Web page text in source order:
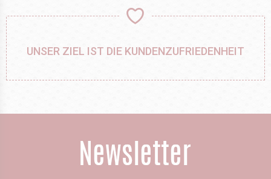
UNSER ZIEL IST DIE KUNDENZUFRIEDENHEIT